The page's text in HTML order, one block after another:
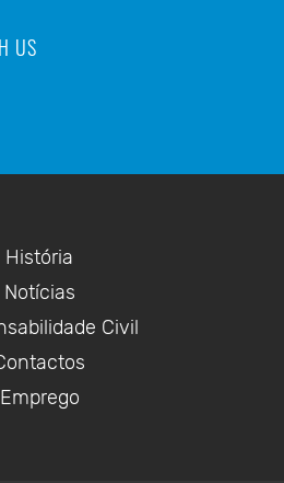
História
Notícias
Civil
Emprego
US